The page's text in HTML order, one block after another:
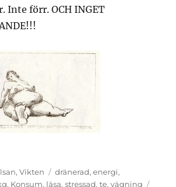
Inte förr. OCH INGET
,Vikten Etiketter
dränerad,energi,
, Konsum, läsa,stressad,te,vägning